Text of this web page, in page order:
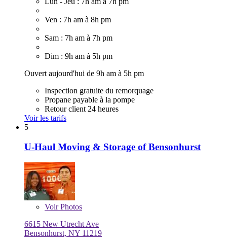
Ven : 7h am à 8h pm
Sam : 7h am à 7h pm
Dim : 9h am à 5h pm
Ouvert aujourd'hui de 9h am à 5h pm
Inspection gratuite du remorquage
Propane payable à la pompe
Retour client 24 heures
Voir les tarifs
5
U-Haul Moving & Storage of Bensonhurst
VoirPhotos
6615 New Utrecht Ave
Bensonhurst, NY 11219